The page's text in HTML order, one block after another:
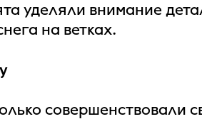
уделяли внимание
на ветках.
совершенствовали